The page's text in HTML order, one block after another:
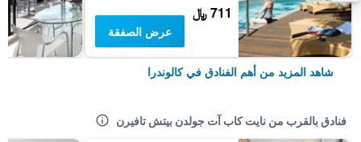
711 ﷼
عرض الصفقة
شاهد المزيد من أهم الفنادق في كالوندرا
فنادق بالقرب من نايت كاب آت جولدن بيتش تافيرن